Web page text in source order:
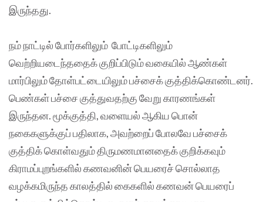
இருந்தது.
நம் நாட்டில் போர்களிலும் போட்டிகளிலும்
வெற்றியடைந்ததைக் குறிப்பிடும் வகையில் ஆண்கள்
மார்பிலும் தோள்பட்டையிலும் பச்சைக் குத்திக்கொண்டனர்.
பெண்கள் பச்சை குத்துவதற்கு வேறு காரணங்கள்
இருந்தன. மூக்குத்தி, வளையல் ஆகிய பொன்
நகைகளுக்குப் பதிலாக, அவற்றைப் போலவே பச்சைக்
குத்திக் கொள்வதும் திருமணமானதைக் குறிக்கவும்
கிராமப்புறங்களில் கணவனின் பெயரைச் சொல்லாத
வழக்கமிருந்த காலத்தில் கைகளில் கணவன் பெயரைப்